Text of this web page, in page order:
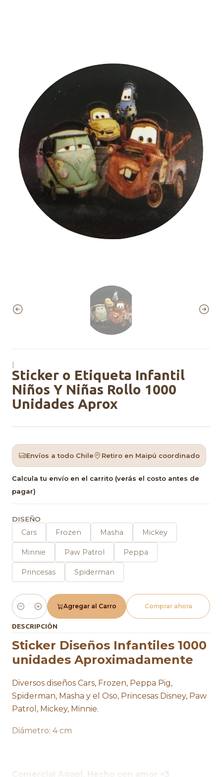
|
Sticker o Etiqueta Infantil
Niños Y Niñas Rollo 1000
Unidades Aprox
Envíos a todo Chile Retiro en Maipú coordinado
Calcula tu envío en el carrito (verás el costo antes de
pagar)
DISEÑO
Cars Frozen Masha Mickey
Minnie Paw Patrol Peppa
Princesas Spiderman
Cantidad
Agregar al Carro Comprar ahora
DESCRIPCIÓN
Sticker Diseños Infantiles 1000
unidades Aproximadamente
Diversos diseños Cars, Frozen, Peppa Pig,
Spiderman, Masha y el Oso, Princesas Disney, Paw
Patrol, Mickey, Minnie.
Diámetro: 4 cm
Comercial Agapi, Hecho con amor <3